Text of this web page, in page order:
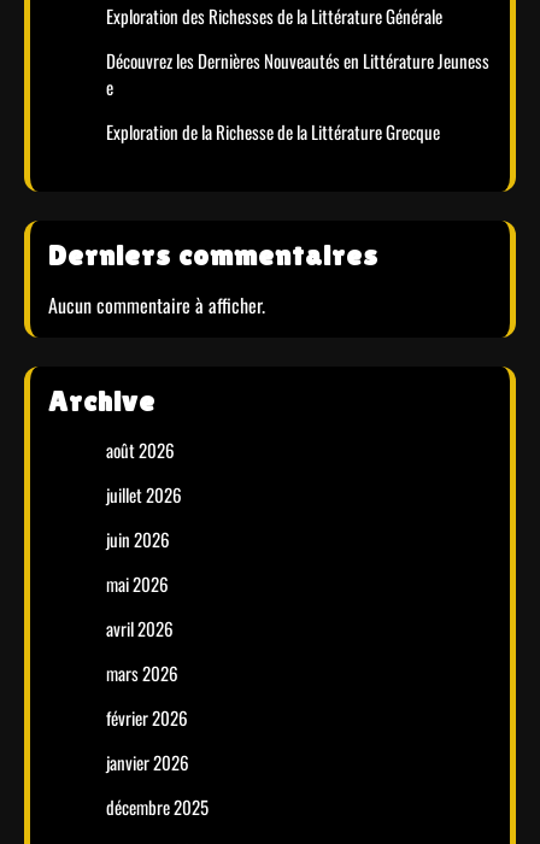
Exploration des Richesses de la Littérature Générale
Découvrez les Dernières Nouveautés en Littérature Jeuness
e
Exploration de la Richesse de la Littérature Grecque
Derniers commentaires
Aucun commentaire à afficher.
Archive
août 2026
juillet 2026
juin 2026
mai 2026
avril 2026
mars 2026
février 2026
janvier 2026
décembre 2025